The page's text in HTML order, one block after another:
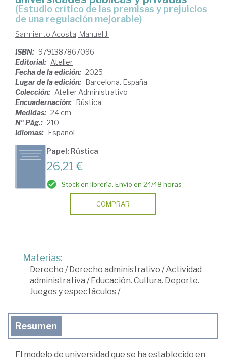
(Estudio crítico de las premisas y prejuicios
de una regulación mejorable)
Sarmiento Acosta, Manuel J.
ISBN: 9791387867096
Editorial: Atelier
Fecha de la edición: 2025
Lugar de la edición: Barcelona. España
Colección: Atelier Administrativo
Encuadernación: Rústica
Medidas: 24 cm
Nº Pág.: 210
Idiomas: Español
Papel: Rústica
26,21 €
Stock en librería. Envío en 24/48 horas
COMPRAR
Materias:
Derecho / Derecho administrativo /Actividad
administrativa / Educación. Cultura. Deporte.
Juegos y espectáculos/
Resumen
El modelo de universidad que se ha establecido en